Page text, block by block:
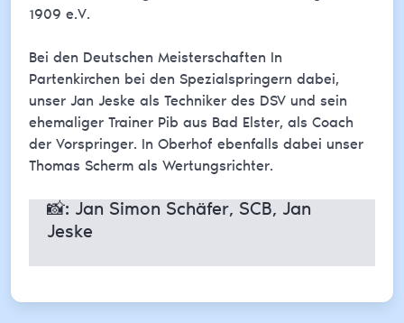
1909 e.V.
Bei den Deutschen Meisterschaften In
Partenkirchen bei den Spezialspringern dabei,
unser Jan Jeske als Techniker des DSV und sein
ehemaliger Trainer Pib aus Bad Elster, als Coach
der Vorspringer. In Oberhof ebenfalls dabei unser
Thomas Scherm als Wertungsrichter.
📸: Jan Simon Schäfer, SCB, Jan
Jeske